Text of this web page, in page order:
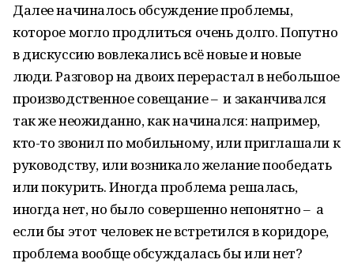
Далее начиналось обсуждение проблемы,
которое могло продлиться очень долго. Попутно
в дискуссию вовлекались всё новые и новые
люди. Разговор на двоих перерастал в небольшое
производственное совещание – и заканчивался
так же неожиданно, как начинался: например,
кто-то звонил по мобильному, или приглашали к
руководству, или возникало желание пообедать
или покурить. Иногда проблема решалась,
иногда нет, но было совершенно непонятно – а
если бы этот человек не встретился в коридоре,
проблема вообще обсуждалась бы или нет?